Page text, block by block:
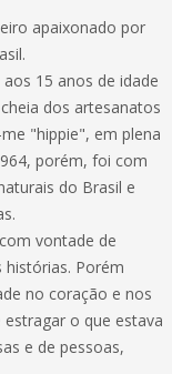
apaixonado por
15 anos de idade
dos artesanatos
"hippie", em plena
porém, foi com
do Brasil e
vontade de
Porém
no coração e nos
o que estava
e de pessoas,